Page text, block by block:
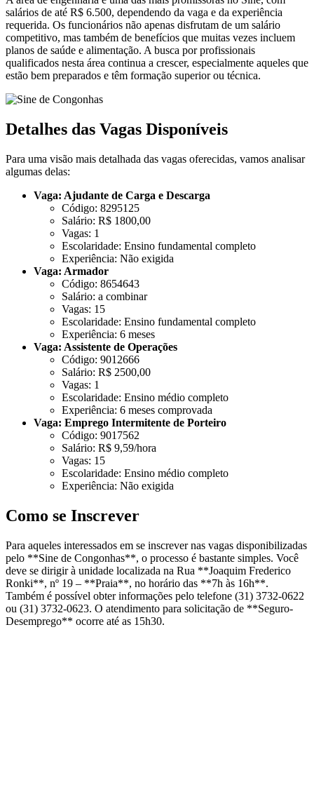
salários de até R$ 6.500, dependendo da vaga e da experiência
requerida. Os funcionários não apenas disfrutam de um salário
competitivo, mas também de benefícios que muitas vezes incluem
planos de saúde e alimentação. A busca por profissionais
qualificados nesta área continua a crescer, especialmente aqueles que
estão bem preparados e têm formação superior ou técnica.
Detalhes das Vagas Disponíveis
Para uma visão mais detalhada das vagas oferecidas, vamos analisar
algumas delas:
Vaga: Ajudante de Carga e Descarga
Código: 8295125
Salário: R$ 1800,00
Vagas: 1
Escolaridade: Ensino fundamental completo
Experiência: Não exigida
Vaga: Armador
Código: 8654643
Salário: a combinar
Vagas: 15
Escolaridade: Ensino fundamental completo
Experiência: 6 meses
Vaga: Assistente de Operações
Código: 9012666
Salário: R$ 2500,00
Vagas: 1
Escolaridade: Ensino médio completo
Experiência: 6 meses comprovada
Vaga: Emprego Intermitente de Porteiro
Código: 9017562
Salário: R$ 9,59/hora
Vagas: 15
Escolaridade: Ensino médio completo
Experiência: Não exigida
Como se Inscrever
Para aqueles interessados em se inscrever nas vagas disponibilizadas
pelo **Sine de Congonhas**, o processo é bastante simples. Você
deve se dirigir à unidade localizada na Rua **Joaquim Frederico
Ronki**, nº 19 – **Praia**, no horário das **7h às 16h**.
Também é possível obter informações pelo telefone (31) 3732-0622
ou (31) 3732-0623. O atendimento para solicitação de **Seguro-
Desemprego** ocorre até as 15h30.